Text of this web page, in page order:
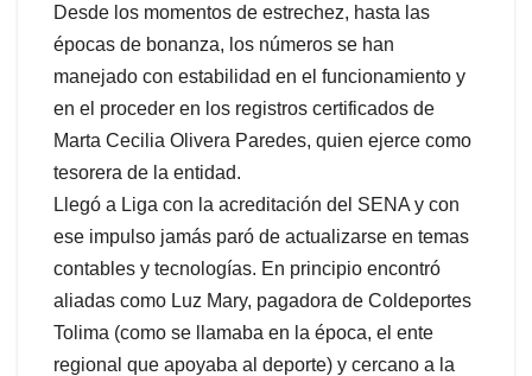
Desde los momentos de estrechez, hasta las
épocas de bonanza, los números se han
manejado con estabilidad en el funcionamiento y
en el proceder en los registros certificados de
Marta Cecilia Olivera Paredes, quien ejerce como
tesorera de la entidad.
Llegó a Liga con la acreditación del SENA y con
ese impulso jamás paró de actualizarse en temas
contables y tecnologías. En principio encontró
aliadas como Luz Mary, pagadora de Coldeportes
Tolima (como se llamaba en la época, el ente
regional que apoyaba al deporte) y cercano a la